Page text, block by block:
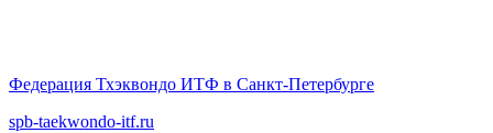
Федерация Тхэквондо ИТФ в Санкт-Петербурге
spb-taekwondo-itf.ru